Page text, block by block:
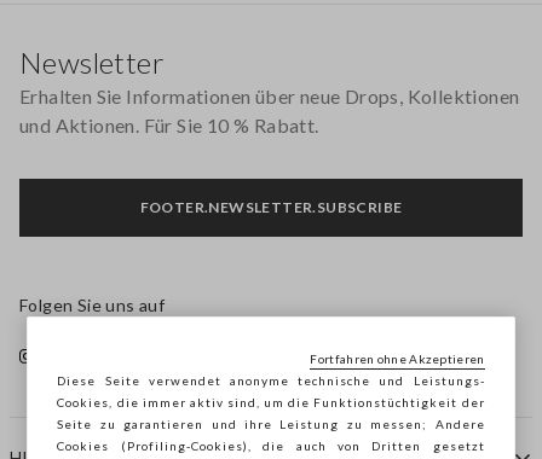
Newsletter
Erhalten Sie Informationen über neue Drops, Kollektionen
und Aktionen. Für Sie 10 % Rabatt.
FOOTER.NEWSLETTER.SUBSCRIBE
Folgen Sie uns auf
Diese Seite verwendet anonyme technische und Leistungs-
Cookies, die immer aktiv sind, um die Funktionstüchtigkeit der
Seite zu garantieren und ihre Leistung zu messen; Andere
Cookies (Profiling-Cookies), die auch von Dritten gesetzt
Fortfahren ohne Akzeptieren